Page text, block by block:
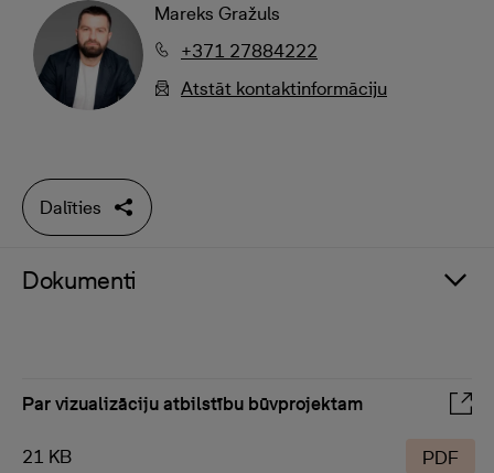
Mareks Gražuls
+371 27884222
Atstāt kontaktinformāciju
Dalīties
Dokumenti
Par vizualizāciju atbilstību būvprojektam
21 KB PDF